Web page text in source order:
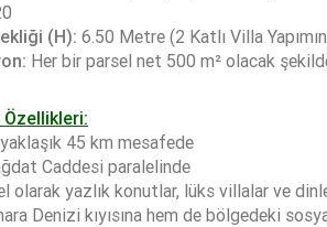
(H): 6.50 Metre (2 Katlı Villa
Her bir parsel net 500 m² olacak
45 km mesafede
Caddesi paralelinde
olarak yazlık konutlar, lüks villalar ve
Denizi kıyısına hem de bölgedeki